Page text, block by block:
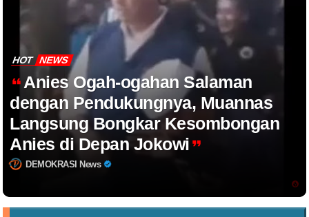
HOT NEWS
Anies Ogah-ogahan Salaman
dengan Pendukungnya, Muannas
Langsung Bongkar Kesombongan
Anies di Depan Jokowi
DEMOKRASI News